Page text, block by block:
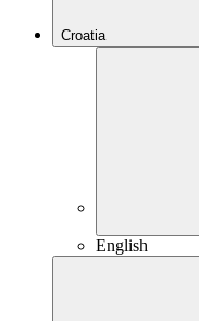
Croatia
English